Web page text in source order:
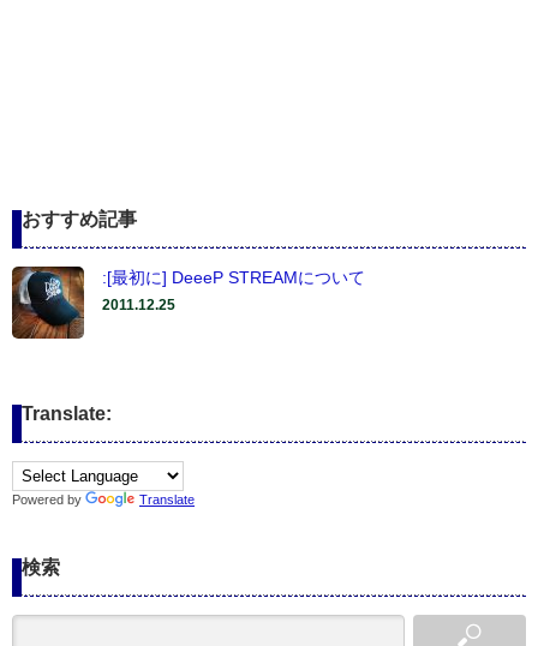
おすすめ記事
:[最初に] DeeeP STREAMについて
2011.12.25
Translate:
Powered by Translate
検索